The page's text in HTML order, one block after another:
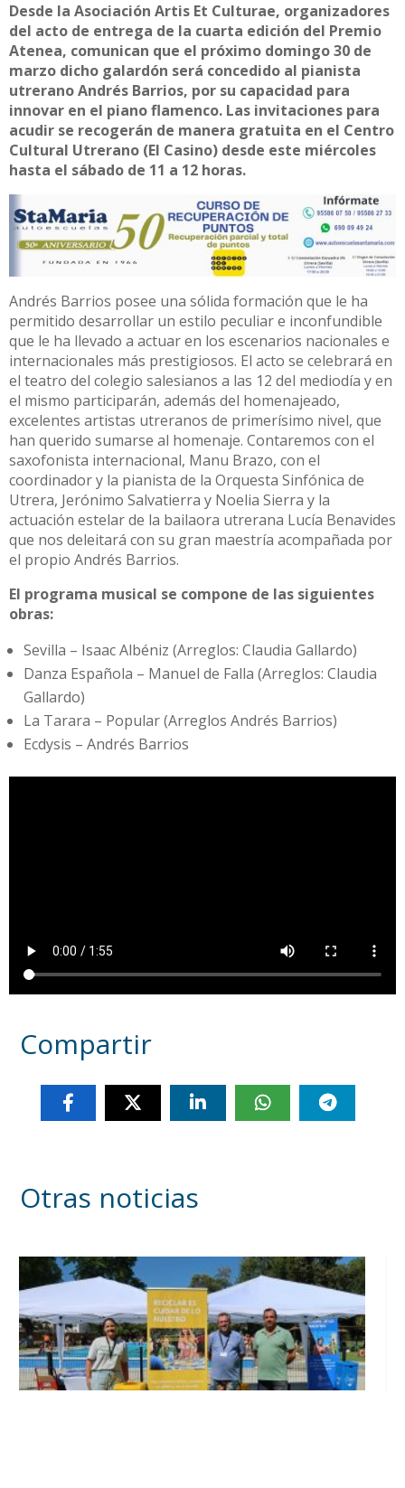
Desde la Asociación Artis Et Culturae, organizadores
del acto de entrega de la cuarta edición del Premio
Atenea, comunican que el próximo domingo 30 de
marzo dicho galardón será concedido al pianista
utrerano Andrés Barrios, por su capacidad para
innovar en el piano flamenco. Las invitaciones para
acudir se recogerán de manera gratuita en el Centro
Cultural Utrerano (El Casino) desde este miércoles
hasta el sábado de 11 a 12 horas.
Andrés Barrios posee una sólida formación que le ha
permitido desarrollar un estilo peculiar e inconfundible
que le ha llevado a actuar en los escenarios nacionales e
internacionales más prestigiosos. El acto se celebrará en
el teatro del colegio salesianos a las 12 del mediodía y en
el mismo participarán, además del homenajeado,
excelentes artistas utreranos de primerísimo nivel, que
han querido sumarse al homenaje. Contaremos con el
saxofonista internacional, Manu Brazo, con el
coordinador y la pianista de la Orquesta Sinfónica de
Utrera, Jerónimo Salvatierra y Noelia Sierra y la
actuación estelar de la bailaora utrerana Lucía Benavides
que nos deleitará con su gran maestría acompañada por
el propio Andrés Barrios.
El programa musical se compone de las siguientes
obras:
Sevilla – Isaac Albéniz (Arreglos: Claudia Gallardo)
Danza Española – Manuel de Falla (Arreglos: Claudia
Gallardo)
La Tarara – Popular (Arreglos Andrés Barrios)
Ecdysis – Andrés Barrios
Compartir
Otras noticias